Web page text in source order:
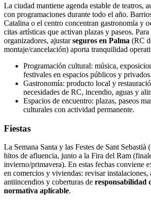
La ciudad mantiene agenda estable de teatros,
con programaciones durante todo el año.
Catalina o el centro concentran gastronomía y
citas artísticas que activan plazas y paseos.
organizadores, ajustarseguros en Palma (RC
montaje/cancelación) aporta tranquilidad
Programación cultural: música,
festivales en espacios públicos y privados.
Gastronomía: producto local y
necesidades de RC, incendio, aguas y
Espacios de encuentro: plazas, paseos
culturales con actividad permanente.
Fiestas
La Semana Santa y las Festes de Sant Sebastià
hitos de afluencia, junto a la Fira del Ram
invierno/primavera). En estas fechas conviene
en comercios y viviendas: revisar instalaciones,
antiincendios y coberturas de responsabilidad
normativa aplicable.